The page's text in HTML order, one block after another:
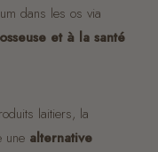
dans les os via
et à la santé
laitiers, la
une alternative